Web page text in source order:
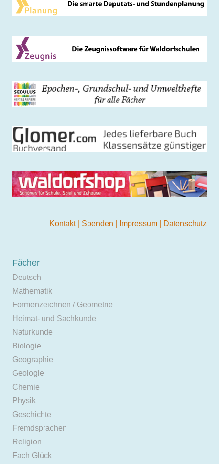
Kontakt Spenden Impressum Datenschutz
Fächer
Deutsch
Mathematik
Formenzeichnen / Geometrie
Heimat- und Sachkunde
Naturkunde
Biologie
Geographie
Geologie
Chemie
Physik
Geschichte
Fremdsprachen
Religion
Fach Glück